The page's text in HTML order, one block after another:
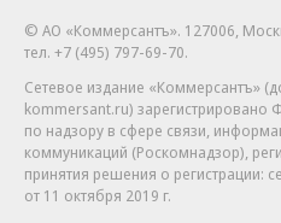
© АО «Коммерсантъ». 127006,
тел. +7 (495) 797-69-70.
Сетевое издание «Коммерсантъ»
kommersant.ru) зарегистрировано
по надзору в сфере связи,
коммуникаций (Роскомнадзор),
принятия решения о регистрации:
от 11 октября 2019 г.